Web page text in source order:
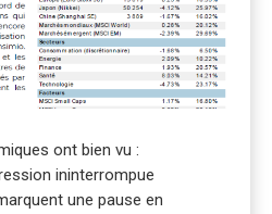
ont bien vu :
ininterrompue
une pause en